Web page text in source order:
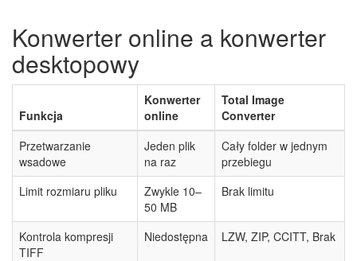
Konwerter online a konwerter
desktopowy
Funkcja
Konwerter
online
Total Image
Converter
Przetwarzanie
wsadowe
Jeden plik
na raz
Cały folder w jednym
przebiegu
Limit rozmiaru pliku
Zwykle 10–
50 MB
Brak limitu
Kontrola kompresji
TIFF
Niedostępna LZW, ZIP, CCITT, Brak